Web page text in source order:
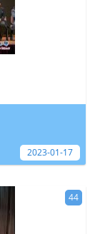
2023-01-17
44